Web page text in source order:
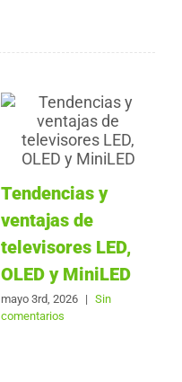
Tendencias y
ventajas de
televisores LED,
OLED y MiniLED
mayo 3rd, 2026 | Sin
comentarios